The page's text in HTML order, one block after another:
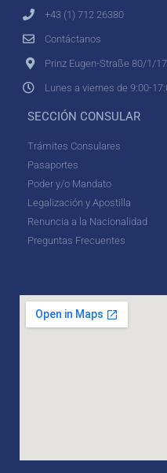
+43 (1) 712 26380
Contáctanos
Prinz Eugen-Straße 80/1/
Lunes a viernes de 9:00-
SECCIÓN CONSULAR
Trámites Consulares
Pasaportes
Poder y/o Mandato
Legalización y Apostilla
Renuncia a la Nacionalidad
Preguntas Frecuentes